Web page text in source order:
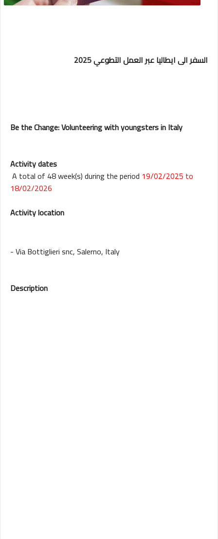
السفر الى ايطاليا عبر العمل التطوعي 2025
Be the Change: Volunteering with youngsters in Italy
Activity dates
A total of 48 week(s) during the period 19/02/2025 to
18/02/2026
Activity location
- Via Bottiglieri snc, Salerno, Italy
Description